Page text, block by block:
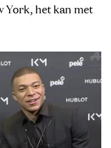
York, het kan met